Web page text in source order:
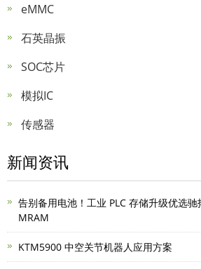
eMMC
石英晶振
SOC芯片
模拟IC
传感器
新闻资讯
告别备用电池！工业 PLC 存储升级优选驰
MRAM
KTM5900 中空关节机器人应用方案